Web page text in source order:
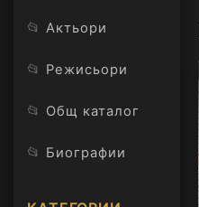
📂 Актьори
📂 Режисьори
📂 Общ каталог
📂 Биографии